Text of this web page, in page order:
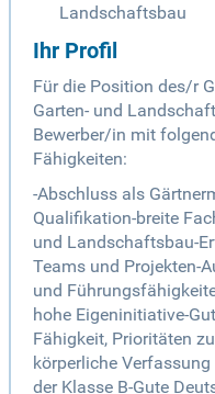
Landschaftsbau
Ihr Profil
Für die Position des/r
Garten- und
Bewerber/in mit
Fähigkeiten:
-Abschluss als
Qualifikation-breite
und Landschaftsbau-
Teams und Projekten-
und
hohe Eigeninitiative-
Fähigkeit, Prioritäten
körperliche
der Klasse B-Gute